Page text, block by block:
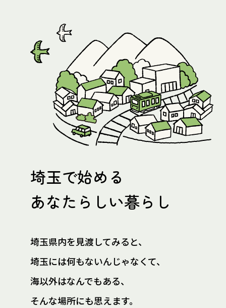
埼玉で始める
あなたらしい暮らし
埼玉県内を見渡してみると、
埼玉には何もないんじゃなくて、
海以外はなんでもある、
そんな場所にも思えます。